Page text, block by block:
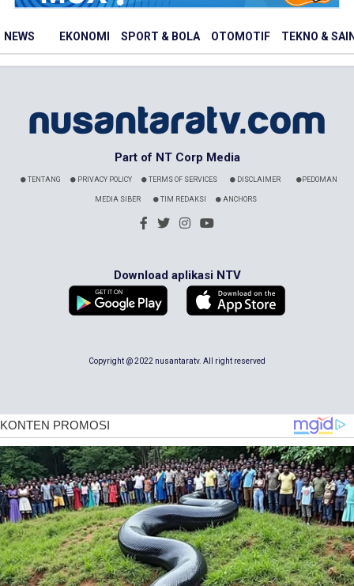
NEWS EKONOMI SPORT & BOLA OTOMOTIF TEKNO &
Part of NT Corp Media
TENTANG PRIVACY POLICY TERMS OF SERVICES DISCLAIMER PEDOMAN
MEDIA SIBER TIM REDAKSI ANCHORS
Download aplikasi NTV
Copyright @ 2022 nusantaratv. All right reserved